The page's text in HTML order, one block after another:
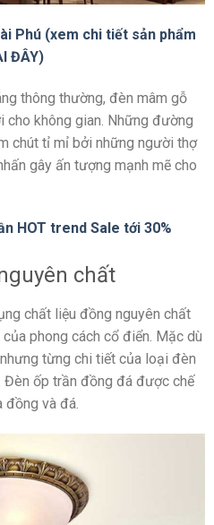
Phú (xem chi tiết sản phẩm
ĐÂY)
thông thường, đèn mâm gỗ
cho không gian. Những đường
chút tỉ mỉ bởi những người thợ
gây ấn tượng mạnh mẽ cho
HOT trend Sale tới 30%
chất
chất liệu đồng nguyên chất
phong cách cổ điển. Mặc dù
từng chi tiết của loại đèn
ốp trần đồng đá được chế
đồng và đá.